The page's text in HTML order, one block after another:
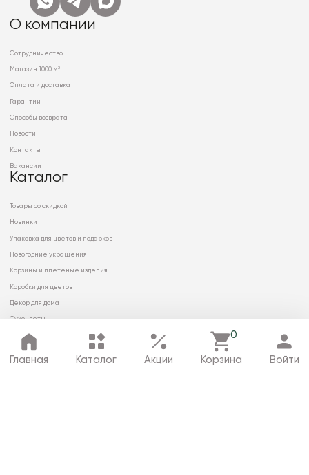
Главная Каталог Акции
0
Корзина Войти
О компании
Сотрудничество
Магазин 1000 м²
Оплата и доставка
Гарантии
Способы возврата
Новости
Контакты
Вакансии
Каталог
Товары со скидкой
Новинки
Упаковка для цветов и подарков
Новогодние украшения
Корзины и плетеные изделия
Коробки для цветов
Декор для дома
Сухоцветы
© 2026 ООО «МИРРЭЙ»